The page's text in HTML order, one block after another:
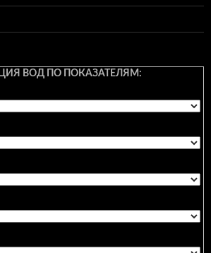
ВОД ПО ПОКАЗАТЕЛЯМ: